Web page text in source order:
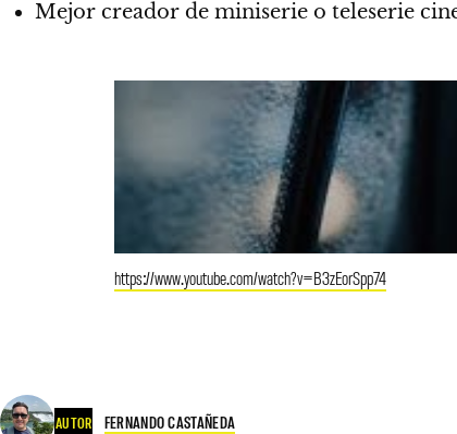
Mejor creador de miniserie o teleserie
https://www.youtube.com/watch?v=B3zEorSpp74
AUTOR FERNANDO CASTAÑEDA